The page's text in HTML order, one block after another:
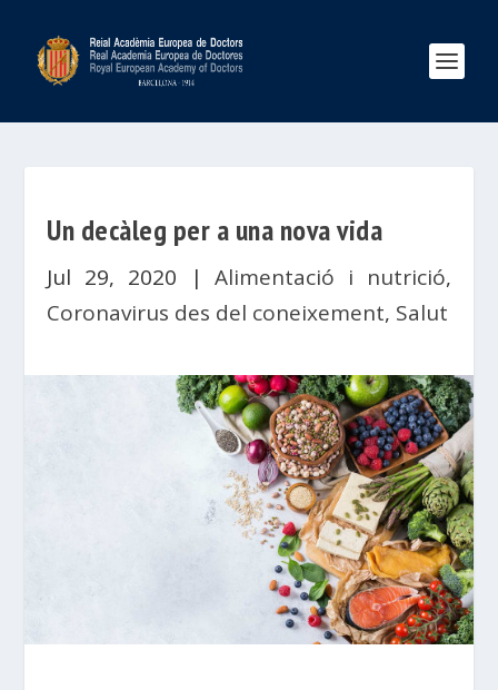
Un decàleg per a una nova vida
Jul 29, 2020 |Alimentació i nutrició,
Coronavirus des del coneixement, Salut